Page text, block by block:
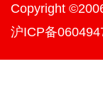
Copyright
沪ICP备